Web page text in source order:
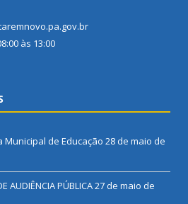
às 13:00
de Educação 28 de maio de
AUDIÊNCIA PÚBLICA27 de maio de